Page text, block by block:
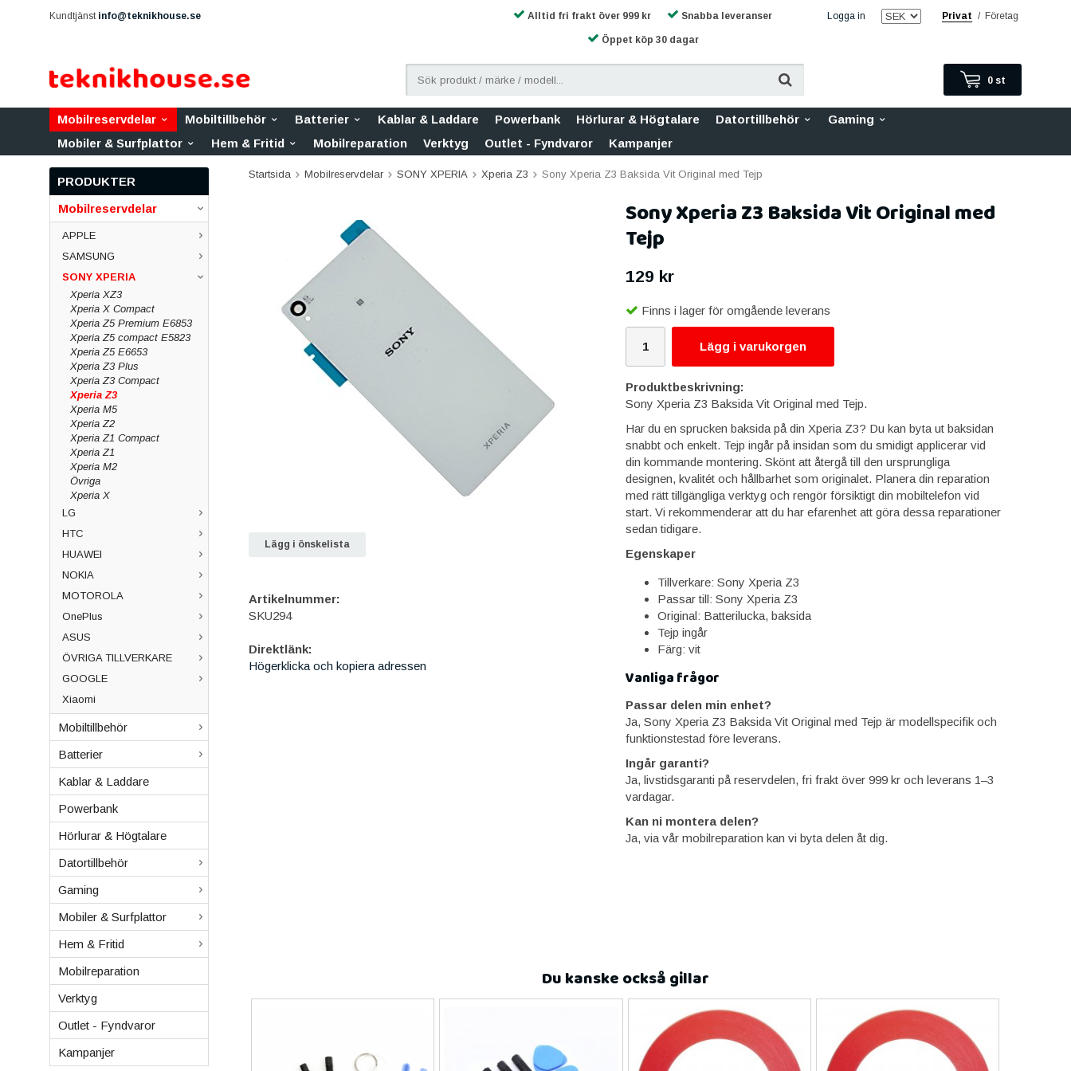
Kundtjänst info@teknikhouse.se Logga in Privat / Företag
Alltid fri frakt över 999 kr Snabba leveranser
Öppet köp 30 dagar
0 st
Mobilreservdelar Mobiltillbehör Batterier Kablar & Laddare Powerbank Hörlurar & Högtalare Datortillbehör
Gaming
Mobiler & Surfplattor
Hem & Fritid Mobilreparation Verktyg Outlet - Fyndvaror Kampanjer
PRODUKTER
Mobilreservdelar
APPLE
SAMSUNG
SONY XPERIA
Xperia XZ3
Xperia X Compact
Xperia Z5 Premium E6853
Xperia Z5 compact E5823
Xperia Z5 E6653
Xperia Z3 Plus
Xperia Z3 Compact
Xperia Z3
Xperia M5
Xperia Z2
Xperia Z1 Compact
Xperia Z1
Xperia M2
Övriga
Xperia X
LG
HTC
HUAWEI
NOKIA
MOTOROLA
OnePlus
ASUS
ÖVRIGA TILLVERKARE
GOOGLE
Xiaomi
Mobiltillbehör
Batterier
Kablar & Laddare
Powerbank
Hörlurar & Högtalare
Datortillbehör
Gaming
Mobiler & Surfplattor
Hem & Fritid
Mobilreparation
Verktyg
Outlet - Fyndvaror
Kampanjer
Startsida Mobilreservdelar SONY XPERIA Xperia Z3 Sony Xperia Z3 Baksida Vit Original med Tejp
Sony Xperia Z3 Baksida Vit Original med
Tejp
129 kr
Finns i lager för omgående leverans
Lägg i varukorgen
Produktbeskrivning:
Sony Xperia Z3 Baksida Vit Original med Tejp.
Har du en sprucken baksida på din Xperia Z3? Du kan byta ut baksidan
snabbt och enkelt. Tejp ingår på insidan som du smidigt applicerar vid
din kommande montering. Skönt att återgå till den ursprungliga
designen, kvalitét och hållbarhet som originalet. Planera din reparation
med rätt tillgängliga verktyg och rengör försiktigt din mobiltelefon vid
start. Vi rekommenderar att du har efarenhet att göra dessa reparationer
sedan tidigare.
Egenskaper
Tillverkare: Sony Xperia Z3
Passar till: Sony Xperia Z3
Original: Batterilucka, baksida
Tejp ingår
Färg: vit
Vanliga frågor
Passar delen min enhet?
Ja, Sony Xperia Z3 Baksida Vit Original med Tejp är modellspecifik och
funktionstestad före leverans.
Ingår garanti?
Ja, livstidsgaranti på reservdelen, fri frakt över 999 kr och leverans 1–3
vardagar.
Kan ni montera delen?
Ja, via vår mobilreparation kan vi byta delen åt dig.
Lägg i önskelista
Artikelnummer:
SKU294
Direktlänk:
Högerklicka och kopiera adressen
Du kanske också gillar